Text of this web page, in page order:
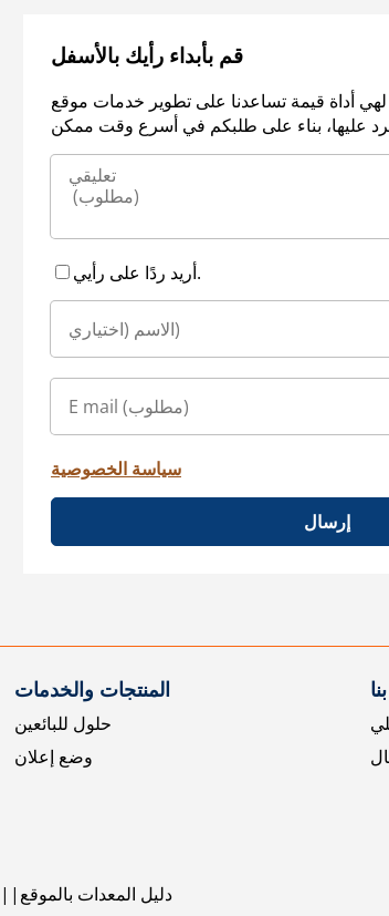
قم بأبداء رأيك بالأسفل
لهي أداة قيمة تساعدنا على تطوير خدمات موقع
أريد ردًا على رأيي.
سياسة الخصوصية
إرسال
المنتجات والخدمات
حلول للبائعين
وضع إعلان
دليل المعدات بالموقع